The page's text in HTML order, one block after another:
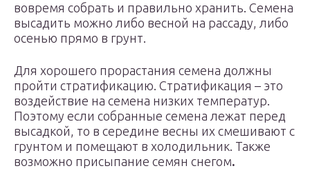
вовремя собрать и правильно хранить. Семена
высадить можно либо весной на рассаду, либо
осенью прямо в грунт.
Для хорошего прорастания семена должны
пройти стратификацию. Стратификация – это
воздействие на семена низких температур.
Поэтому если собранные семена лежат перед
высадкой, то в середине весны их смешивают с
грунтом и помещают в холодильник. Также
возможно присыпание семян снегом.